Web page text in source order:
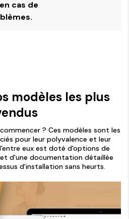
cas de
modèles les plus
? Ces modèles sont les
pour leur polyvalence et leur
eux est doté d'options de
d'une documentation détaillée
d'installation sans heurts.